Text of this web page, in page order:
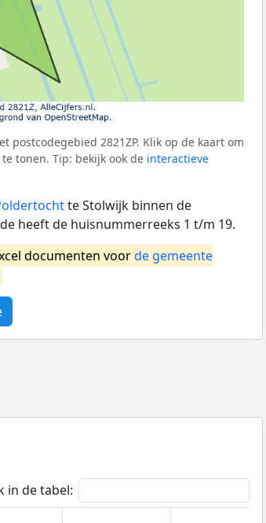
postcodegebied 2821ZP. Klik op de kaart om
te tonen. Tip: bekijk ook de interactieve
te Stolwijk binnen de
heeft de huisnummerreeks 1 t/m 19.
documenten voorde gemeente
in de tabel: